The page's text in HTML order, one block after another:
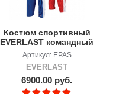
Костюм спортивный
EVERLAST командный
Артикул: EPAS
EVERLAST
6900.00 руб.